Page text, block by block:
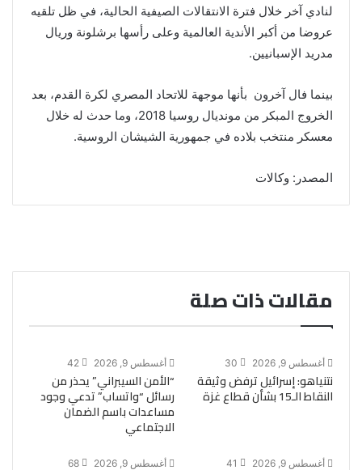
لنادي آخر خلال فترة الانتقالات الصيفية الحالية، في ظل تلقيه
عروضا من أكبر الأندية العالمية وعلى رأسها برشلونة وريال
مدريد الإسبانيين.
بينما فال آخرون بأنها موجهة للاتحاد المصري لكرة القدم، بعد
الخروج المبكر من مونديال روسيا 2018، وما حدث له خلال
معسكر منتخب بلاده في جمهورية الشيشان الروسية.
المصدر: وكالات
مقالات ذات صلة
أغسطس 9, 2026 30
نتنياهو: إسرائيل ترفض وثيقة
النقاط الـ15 بشأن قطاع غزة
أغسطس 9, 2026 42
“الأمن السيبراني” يحذر من
رسائل “واتساب” تدعي وجود
مساعدات باسم الضمان
الاجتماعي
أغسطس 9, 2026 41 أغسطس 9, 2026 68